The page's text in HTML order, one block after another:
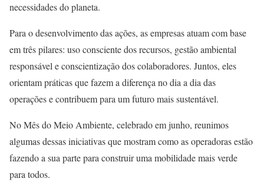
necessidades do planeta.
Para o desenvolvimento das ações, as empresas atuam com base
em três pilares: uso consciente dos recursos, gestão ambiental
responsável e conscientização dos colaboradores. Juntos, eles
orientam práticas que fazem a diferença no dia a dia das
operações e contribuem para um futuro mais sustentável.
No Mês do Meio Ambiente, celebrado em junho, reunimos
algumas dessas iniciativas que mostram como as operadoras estão
fazendo a sua parte para construir uma mobilidade mais verde
para todos.